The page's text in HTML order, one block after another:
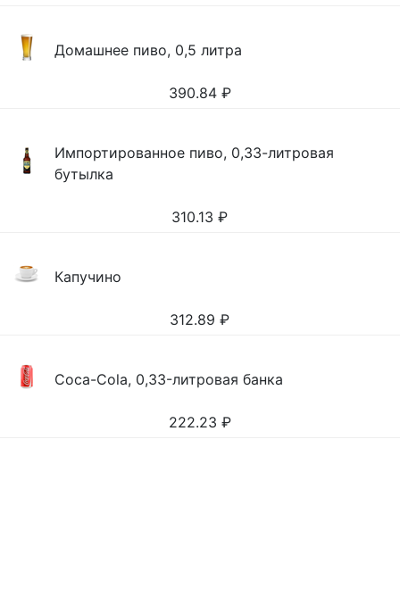
Домашнее пиво, 0,5 литра
390.84 ₽
Импортированное пиво, 0,33-литровая
бутылка
310.13 ₽
Капучино
312.89 ₽
Coca-Cola, 0,33-литровая банка
222.23 ₽